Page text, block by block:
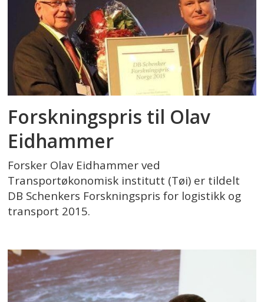
Forskningspris til Olav
Eidhammer
Forsker Olav Eidhammer ved
Transportøkonomisk institutt (Tøi) er tildelt
DB Schenkers Forskningspris for logistikk og
transport 2015.